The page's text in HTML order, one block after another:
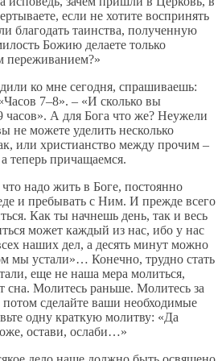
если не хотите воспринять
благодать таинства, полученную
Божию делаете только
переживанием?»
ко мне сегодня, спрашиваешь:
7–8». – «И сколько вы
часов». А для Бога что же? Неужели
не можете уделить несколько
или христианство между прочим –
теперь причащаемся.
надо жить в Боге, постоянно
и пребывать с Ним. И прежде всего
Как ты начнешь день, так и весь
может каждый из нас, ибо у нас
наших дел, а десять минут можно
мы устали»… Конечно, трудно стать
еще не наша мера молиться,
сна. Молитесь раньше. Молитесь за
потом сделайте ваши необходимые
одну краткую молитву: «Да
остави, ослаби…»